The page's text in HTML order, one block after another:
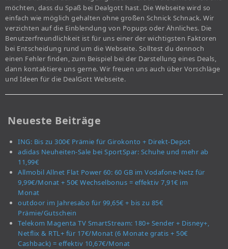
möchten, dass du Spaß bei Dealgott hast. Die Webseite wird so
einfach wie möglich gehalten ohne großen Schnick Schnack. Wir
verzichten auf die Einblendung von Popups oder Ähnliches. Die
Benutzerfreundlichkeit ist für uns einer der wichtigsten Faktoren
bei Entscheidung rund um die Webseite. Solltest du dennoch
einen Fehler finden, zum Beispiel bei der Darstellung eines Deals,
dann kontaktiere uns gerne. Wir freuen uns auch über Vorschläge
und Ideen für die DealGott Webseite.
Neueste Beiträge
ING: Bis zu 300€ Prämie für Girokonto + Direkt-Depot
adidas Neuheiten-Sale bei SportSpar: Schuhe und mehr ab
11,99€
Allmobil Allnet Flat Power 60: 60 GB im Vodafone-Netz für
9,99€/Monat + 50€ Wechselbonus = effektiv 7,91€ im
Monat
outdoor im Jahresabo für 99,65€ + bis zu 85€
Prämie/Gutschein
Telekom Magenta TV SmartStream: 180+ Sender + Disney+,
Netflix & RTL+ für 17€/Monat (6 Monate gratis + 50€
Cashback) = effektiv 10,67€/Monat